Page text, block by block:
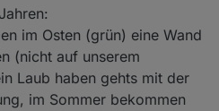
im Osten (grün) eine Wand
(nicht auf unserem
Laub haben gehts mit der
im Sommer bekommen